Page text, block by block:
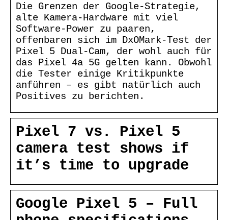
Die Grenzen der Google-Strategie,
alte Kamera-Hardware mit viel
Software-Power zu paaren,
offenbaren sich im DxOMark-Test der
Pixel 5 Dual-Cam, der wohl auch für
das Pixel 4a 5G gelten kann. Obwohl
die Tester einige Kritikpunkte
anführen – es gibt natürlich auch
Positives zu berichten.
Pixel 7 vs. Pixel 5
camera test shows if
it’s time to upgrade
Google Pixel 5 – Full